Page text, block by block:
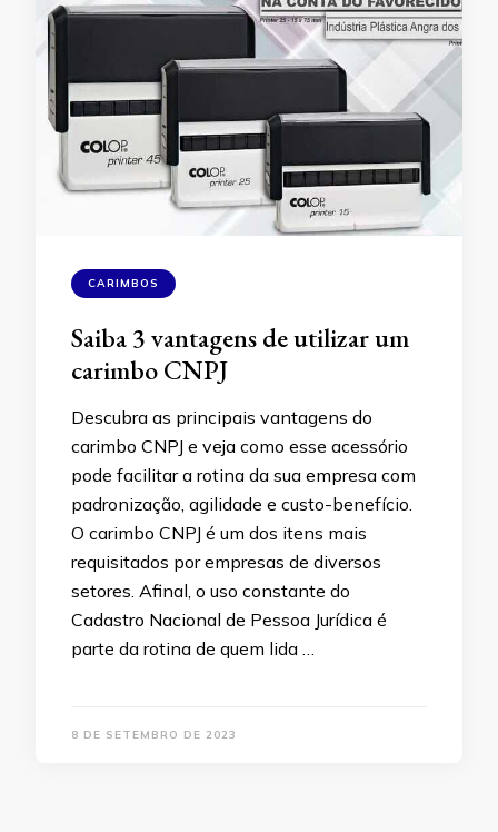
CARIMBOS
Saiba 3 vantagens de utilizar um
carimbo CNPJ
Descubra as principais vantagens do
carimbo CNPJ e veja como esse acessório
pode facilitar a rotina da sua empresa com
padronização, agilidade e custo-benefício.
O carimbo CNPJ é um dos itens mais
requisitados por empresas de diversos
setores. Afinal, o uso constante do
Cadastro Nacional de Pessoa Jurídica é
parte da rotina de quem lida …
8 DE SETEMBRO DE 2023